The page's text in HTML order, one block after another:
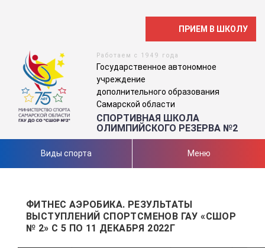
ПРИЕМ В ШКОЛУ
Работаем с 1949 года
Государственное автономное
учреждение
дополнительного образования
Самарской области
СПОРТИВНАЯ ШКОЛА
ОЛИМПИЙСКОГО РЕЗЕРВА №2
Виды спорта Меню
ФИТНЕС АЭРОБИКА. РЕЗУЛЬТАТЫ
ВЫСТУПЛЕНИЙ СПОРТСМЕНОВ ГАУ «СШОР
№ 2» С 5 ПО 11 ДЕКАБРЯ 2022Г